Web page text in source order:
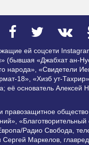
ей соцсети
(бывшая «Джабхат ан-
народа», «Свидетели
18», «Хизб ут-
её основатель Алексей
правозащитное общество
Радио Свобода,
Маркелов, главред